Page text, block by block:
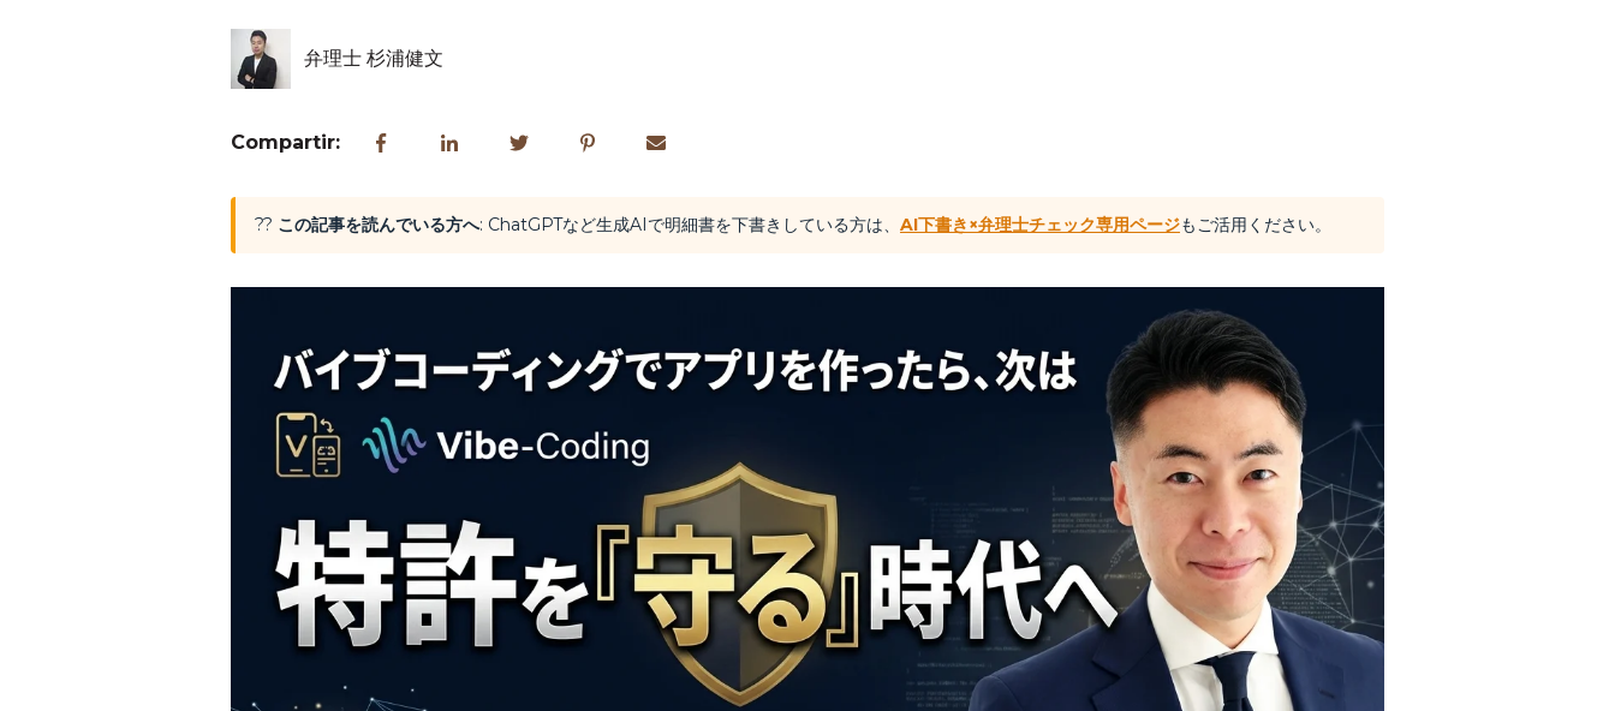
弁理士 杉浦健文
Compartir:
?? この記事を読んでいる方へ: ChatGPTなど生成AIで明細書を下書きしている方は、 AI下書き×弁理士チェック専用ページもご活用ください。